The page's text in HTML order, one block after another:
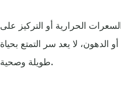
الحرارية أو التركيز على
لا يعد سر التمتع بحياة
طويلة وصحية.